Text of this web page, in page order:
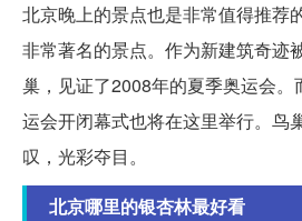
北京晚上的景点也是非常值得推荐
非常著名的景点。作为新建筑奇迹
巢，见证了2008年的夏季奥运会
运会开闭幕式也将在这里举行。鸟
叹，光彩夺目。
北京哪里的银杏林最好看